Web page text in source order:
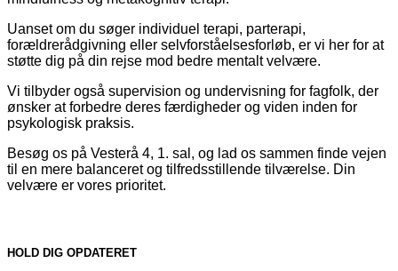
Uanset om du søger individuel terapi, parterapi,
forældrerådgivning eller selvforståelsesforløb, er vi her for at
støtte dig på din rejse mod bedre mentalt velvære.
Vi tilbyder også supervision og undervisning for fagfolk, der
ønsker at forbedre deres færdigheder og viden inden for
psykologisk praksis.
Besøg os på Vesterå 4, 1. sal, og lad os sammen finde vejen
til en mere balanceret og tilfredsstillende tilværelse. Din
velvære er vores prioritet.
HOLD DIG OPDATERET